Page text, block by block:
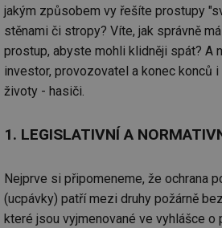
jakým způsobem vy řešíte prostupy
stěnami či stropy? Víte, jak správně
prostup, abyste mohli klidněji spát? A
investor, provozovatel a konec konců
životy - hasiči.
1. LEGISLATIVNÍ A
Nejprve si připomeneme, že ochrana
(ucpávky) patří mezi druhy požárně
které jsou vyjmenované ve vyhlášce o